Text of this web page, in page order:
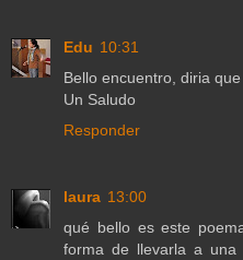
Edu 10:31
Bello encuentro, diria
Un Saludo
Responder
laura 13:00
qué bello es este
forma de llevarla a